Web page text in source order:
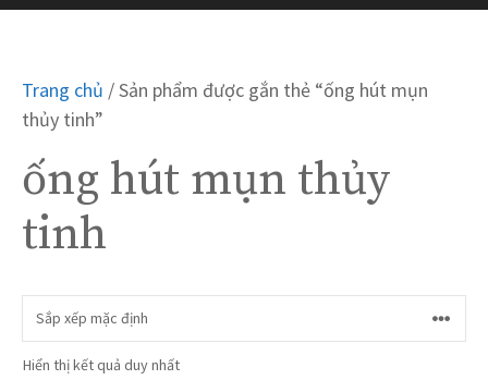
Trang chủ / Sản phẩm được gắn thẻ “ống hút mụn
thủy tinh”
ống hút mụn thủy
tinh
Hiển thị kết quả duy nhất